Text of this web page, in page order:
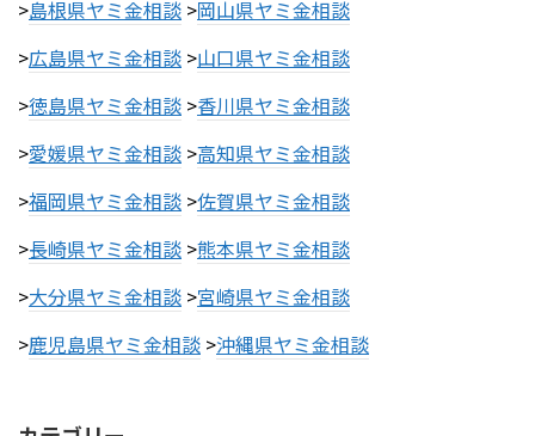
>島根県ヤミ金相談 >岡山県ヤミ金相談
>広島県ヤミ金相談 >山口県ヤミ金相談
>徳島県ヤミ金相談 >香川県ヤミ金相談
>愛媛県ヤミ金相談 >高知県ヤミ金相談
>福岡県ヤミ金相談 >佐賀県ヤミ金相談
>長崎県ヤミ金相談 >熊本県ヤミ金相談
>大分県ヤミ金相談 >宮崎県ヤミ金相談
>鹿児島県ヤミ金相談 >沖縄県ヤミ金相談